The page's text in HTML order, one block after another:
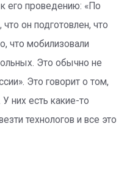
его проведению: «По
он подготовлен, что
что мобилизовали
Это обычно не
Это говорит о том,
них есть какие-то
технологов и все это